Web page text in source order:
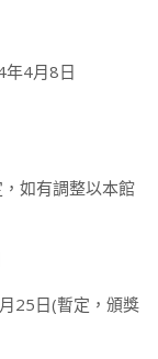
年4月8日
如有調整以本館
25日(暫定，頒獎